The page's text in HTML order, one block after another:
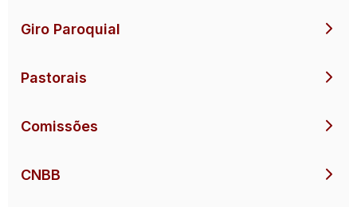
Giro Paroquial
Pastorais
Comissões
CNBB